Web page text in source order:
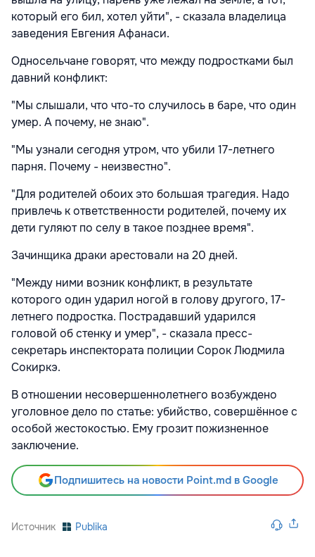
который его бил, хотел уйти", - сказала владелица
заведения Евгения Афанаси.
Односельчане говорят, что между подростками был
давний конфликт:
"Мы слышали, что что-то случилось в баре, что один
умер. А почему, не знаю".
"Мы узнали сегодня утром, что убили 17-летнего
парня. Почему - неизвестно".
"Для родителей обоих это большая трагедия. Надо
привлечь к ответственности родителей, почему их
дети гуляют по селу в такое позднее время".
Зачинщика драки арестовали на 20 дней.
"Между ними возник конфликт, в результате
которого один ударил ногой в голову другого, 17-
летнего подростка. Пострадавший ударился
головой об стенку и умер", - сказала пресс-
секретарь инспектората полиции Сорок Людмила
Сокиркэ.
В отношении несовершеннолетнего возбуждено
уголовное дело по статье: убийство, совершённое с
особой жестокостью. Ему грозит пожизненное
заключение.
Подпишитесь на новости Point.md в Google
Источник Publika